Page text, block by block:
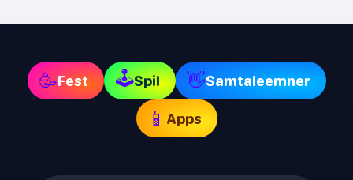
🥳Fest 🕹Spil 👋Samtaleemner
📱 Apps